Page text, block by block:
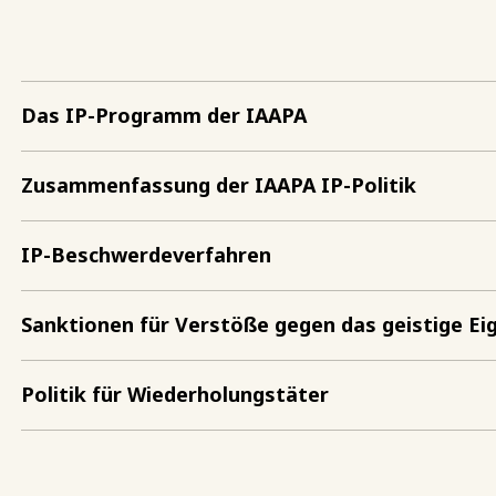
Das IP-Programm der IAAPA
Zusammenfassung der IAAPA IP-Politik
IP-Beschwerdeverfahren
Sanktionen für Verstöße gegen das geistige
Politik für Wiederholungstäter